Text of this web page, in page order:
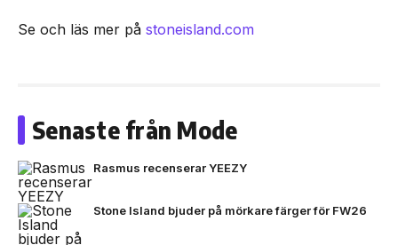
Se och läs mer på stoneisland.com
Senaste från Mode
Rasmus recenserar YEEZY
Stone Island bjuder på mörkare färger för FW26